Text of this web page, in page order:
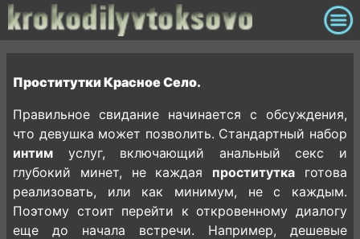
Проститутки Красное Село.
Правильное свидание начинается с обсуждения,
что девушка может позволить. Стандартный набор
интим услуг, включающий анальный секс и
глубокий минет, не каждая проститутка готова
реализовать, или как минимум, не с каждым.
Поэтому стоит перейти к откровенному диалогу
еще до начала встречи. Например, дешевые